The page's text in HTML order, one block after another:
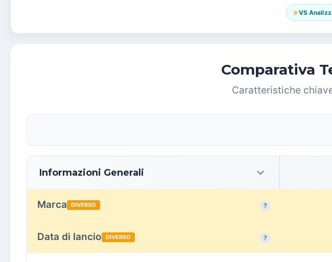
VS
Comparativa
Caratteristiche
Informazioni Generali
Marca DIVERSO ?
Data di lancio DIVERSO ?